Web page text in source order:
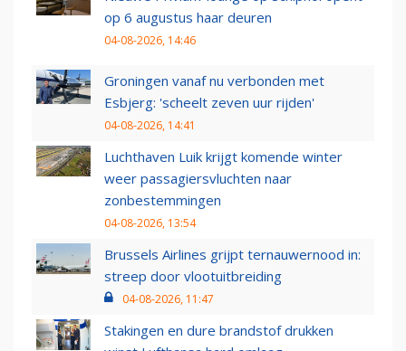
op 6 augustus haar deuren
04-08-2026, 14:46
Groningen vanaf nu verbonden met
Esbjerg: 'scheelt zeven uur rijden'
04-08-2026, 14:41
Luchthaven Luik krijgt komende winter
weer passagiersvluchten naar
zonbestemmingen
04-08-2026, 13:54
Brussels Airlines grijpt ternauwernood in:
streep door vlootuitbreiding
04-08-2026, 11:47
Stakingen en dure brandstof drukken